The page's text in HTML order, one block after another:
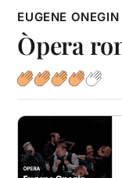
EUGENE ONEGIN
Òpera